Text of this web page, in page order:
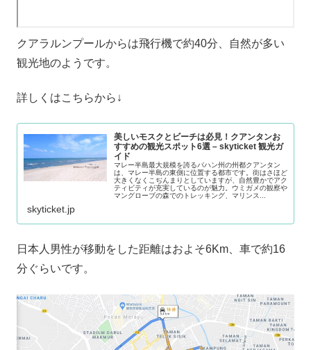
クアラルンプールからは飛行機で約40分、自然が多い
観光地のようです。
詳しくはこちらから↓
美しいモスクとビーチは必見！クアンタンお
すすめの観光スポット6選 – skyticket 観光ガ
イド
マレー半島最大規模を誇るパハン州の州都クアンタン
は、マレー半島の東側に位置する都市です。街はさほど
大きくなくこぢんまりとしていますが、自然豊かでアク
ティビティが充実しているのが魅力。ウミガメの観察や
マングローブの森でのトレッキング、マリンス...
skyticket.jp
日本人男性が移動をした距離はおよそ6Km、車で約16
分ぐらいです。